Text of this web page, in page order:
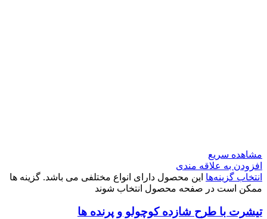
مشاهده سریع
افزودن به علاقه مندی
انتخاب گزینه‌ها این محصول دارای انواع مختلفی می باشد. گزینه ها
ممکن است در صفحه محصول انتخاب شوند
تیشرت با طرح شازده کوچولو و پرنده ها